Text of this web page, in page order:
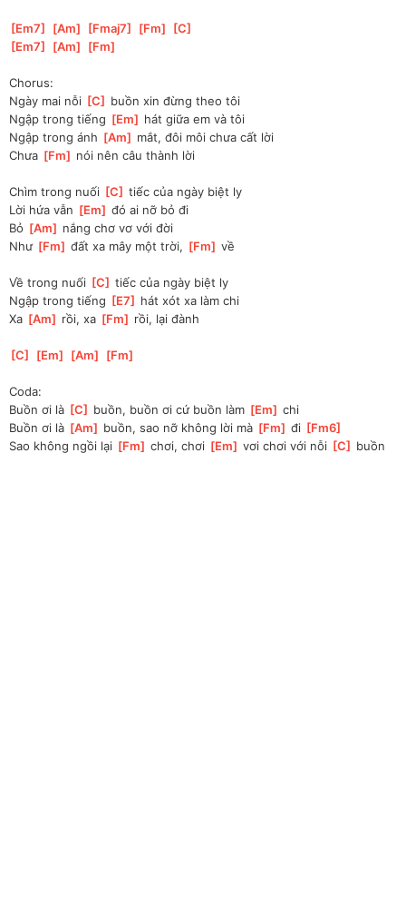
[Em7 [Am [Fmaj7 [Fm [C
[Em7 [Am [Fm
Chorus:
Ngày mai nỗi [C
buồn xin đừng theo tôi
Ngập trong tiếng [Em
hát giữa em và tôi
Ngập trong ánh [Am
mắt, đôi môi chưa cất lời
Chưa [Fm nói nên câu thành lời
Chìm trong nuối [C ] tiếc của ngày biệt ly
Lời hứa vẫn [Em ] đó ai nỡ bỏ đi
Bỏ [Am
nắng chơ vơ với đời
Như [Fm ] đất xa mây một trời, [Fm ] về
Về trong nuối [C ] tiếc của ngày biệt ly
Ngập trong tiếng [E7
hát xót xa làm chi
Xa [Am rồi, xa [Fm rồi, lại đành
[C [Em [Am [Fm
Coda:
Buồn ơi là [C buồn, buồn ơi cứ buồn làm [Em ] chi
Buồn ơi là [Am buồn, sao nỡ không lời mà [Fm ] đi [Fm6
Sao không ngồi lại [Fm ] chơi, chơi [Em ] vơi chơi với nỗi [C buồn